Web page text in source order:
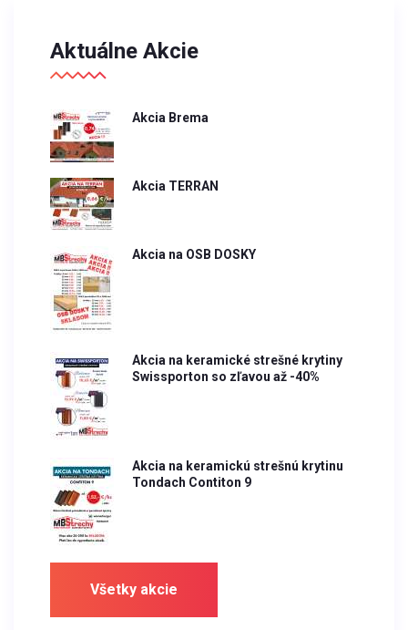
Aktuálne Akcie
Akcia Brema
Akcia TERRAN
Akcia na OSB DOSKY
Akcia na keramické strešné krytiny
Swissporton so zľavou až -40%
Akcia na keramickú strešnú krytinu
Tondach Contiton 9
Všetky akcie